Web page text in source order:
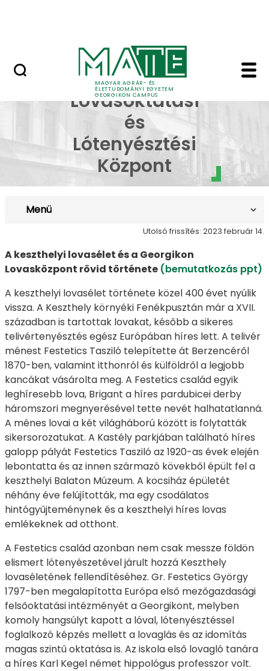
MAGYAR AGRÁR- ÉS
ÉLETTUDOMÁNYI EGYETEM
GEORGIKON CAMPUS
Bemutatkozás -
Georgikon
Lovasoktatási
és
Lótenyésztési
Központ
Menü
Utolsó frissítés: 2023 február 14.
A keszthelyi lovasélet és a Georgikon
Lovasközpont rövid története (bemutatkozás ppt)
A keszthelyi lovasélet története közel 400 évet nyúlik
vissza. A Keszthely környéki Fenékpusztán már a XVII.
században is tartottak lovakat, később a sikeres
telivértenyésztés egész Európában híres lett. A telivér
ménest Festetics Tasziló telepítette át Berzencéről
1870-ben, valamint itthonról és külföldről a legjobb
kancákat vásárolta meg. A Festetics család egyik
leghíresebb lova, Brigant a híres pardubicei derby
háromszori megnyerésével tette nevét halhatatlanná.
A ménes lovai a két világháború között is folytatták
sikersorozatukat. A Kastély parkjában található híres
galopp pályát Festetics Tasziló az 1920-as évek elején
lebontatta és az innen származó kövekből épült fel a
keszthelyi Balaton Múzeum. A kocsiház épületét
néhány éve felújították, ma egy csodálatos
hintógyűjteménynek és a keszthelyi híres lovas
emlékeknek ad otthont.
A Festetics család azonban nem csak messze földön
elismert lótenyészetével járult hozzá Keszthely
lovaséletének fellendítéséhez. Gr. Festetics György
1797-ben megalapította Európa első mezőgazdasági
felsőoktatási intézményét a Georgikont, melyben
komoly hangsúlyt kapott a lóval, lótenyésztéssel
foglalkozó képzés mellett a lovaglás és az idomítás
magas szintű oktatása is. Az iskola első lovagló tanára
a híres Karl Kegel német hippológus professzor volt.